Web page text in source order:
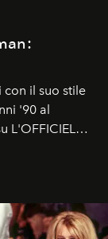
il suo stile
'90 al
L'OFFICIEL